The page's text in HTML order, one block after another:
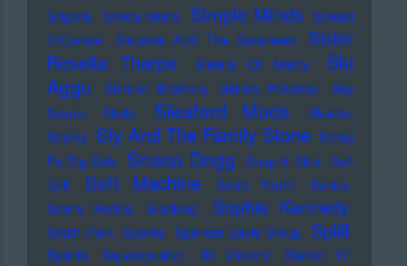
Grigoriu Simon Harris Simple Minds Sinead
O'Connor
Siouxsie And The Banshees
Sister
Rosetta Tharpe
Sisters Of Mercy
Ski
Aggu
Skinner Brothers Skinny Pelembe
Sky
Saxon
Slade Sleaford Mods
Sleater-
Kinney Sly And The Family Stone Smag
Pa Dig Selv Snoop Dogg Soap & Skin Soft
Cell
Soft Machine Sonic Youth
Sonics
Sonny Rollins
Soolking Sophia Kennedy
South Park Sparks Spencer Davis Group Spliff
Sprints Squarepusher St. Vincent
Station 17